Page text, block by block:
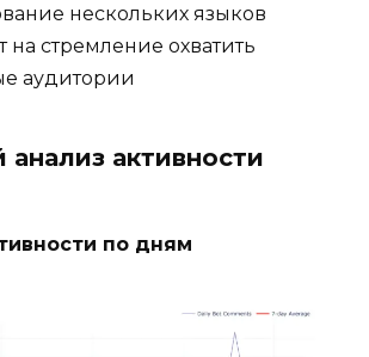
нескольких языков
на стремление охватить
аудитории
активности
по дням